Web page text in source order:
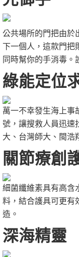
公共場所的門把由於
下一個人，這款門把
同時幫你的手消毒。
綠能定位
萬一不幸發生海上事
號，讓搜救人員迅速
大、台灣師大、閩浩
關節療創
細菌纖維素具有高含
料，結合護具可更有
造。
深海精靈